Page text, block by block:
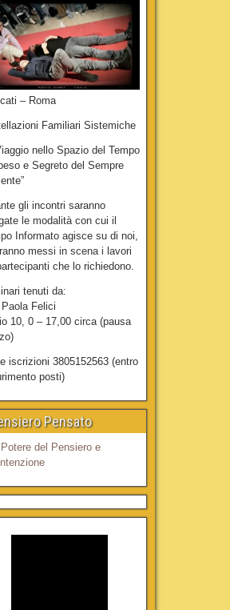
– Roma
Familiari Sistemiche
nello Spazio del Tempo
e Segreto del Sempre
gli incontri saranno
le modalità con cui il
Informato agisce su di noi,
messi in scena i lavori
che lo richiedono.
tenuti da:
Paola Felici
10, 0 – 17,00 circa (pausa
e iscrizioni 3805152563 (entro
posti)
Pensato